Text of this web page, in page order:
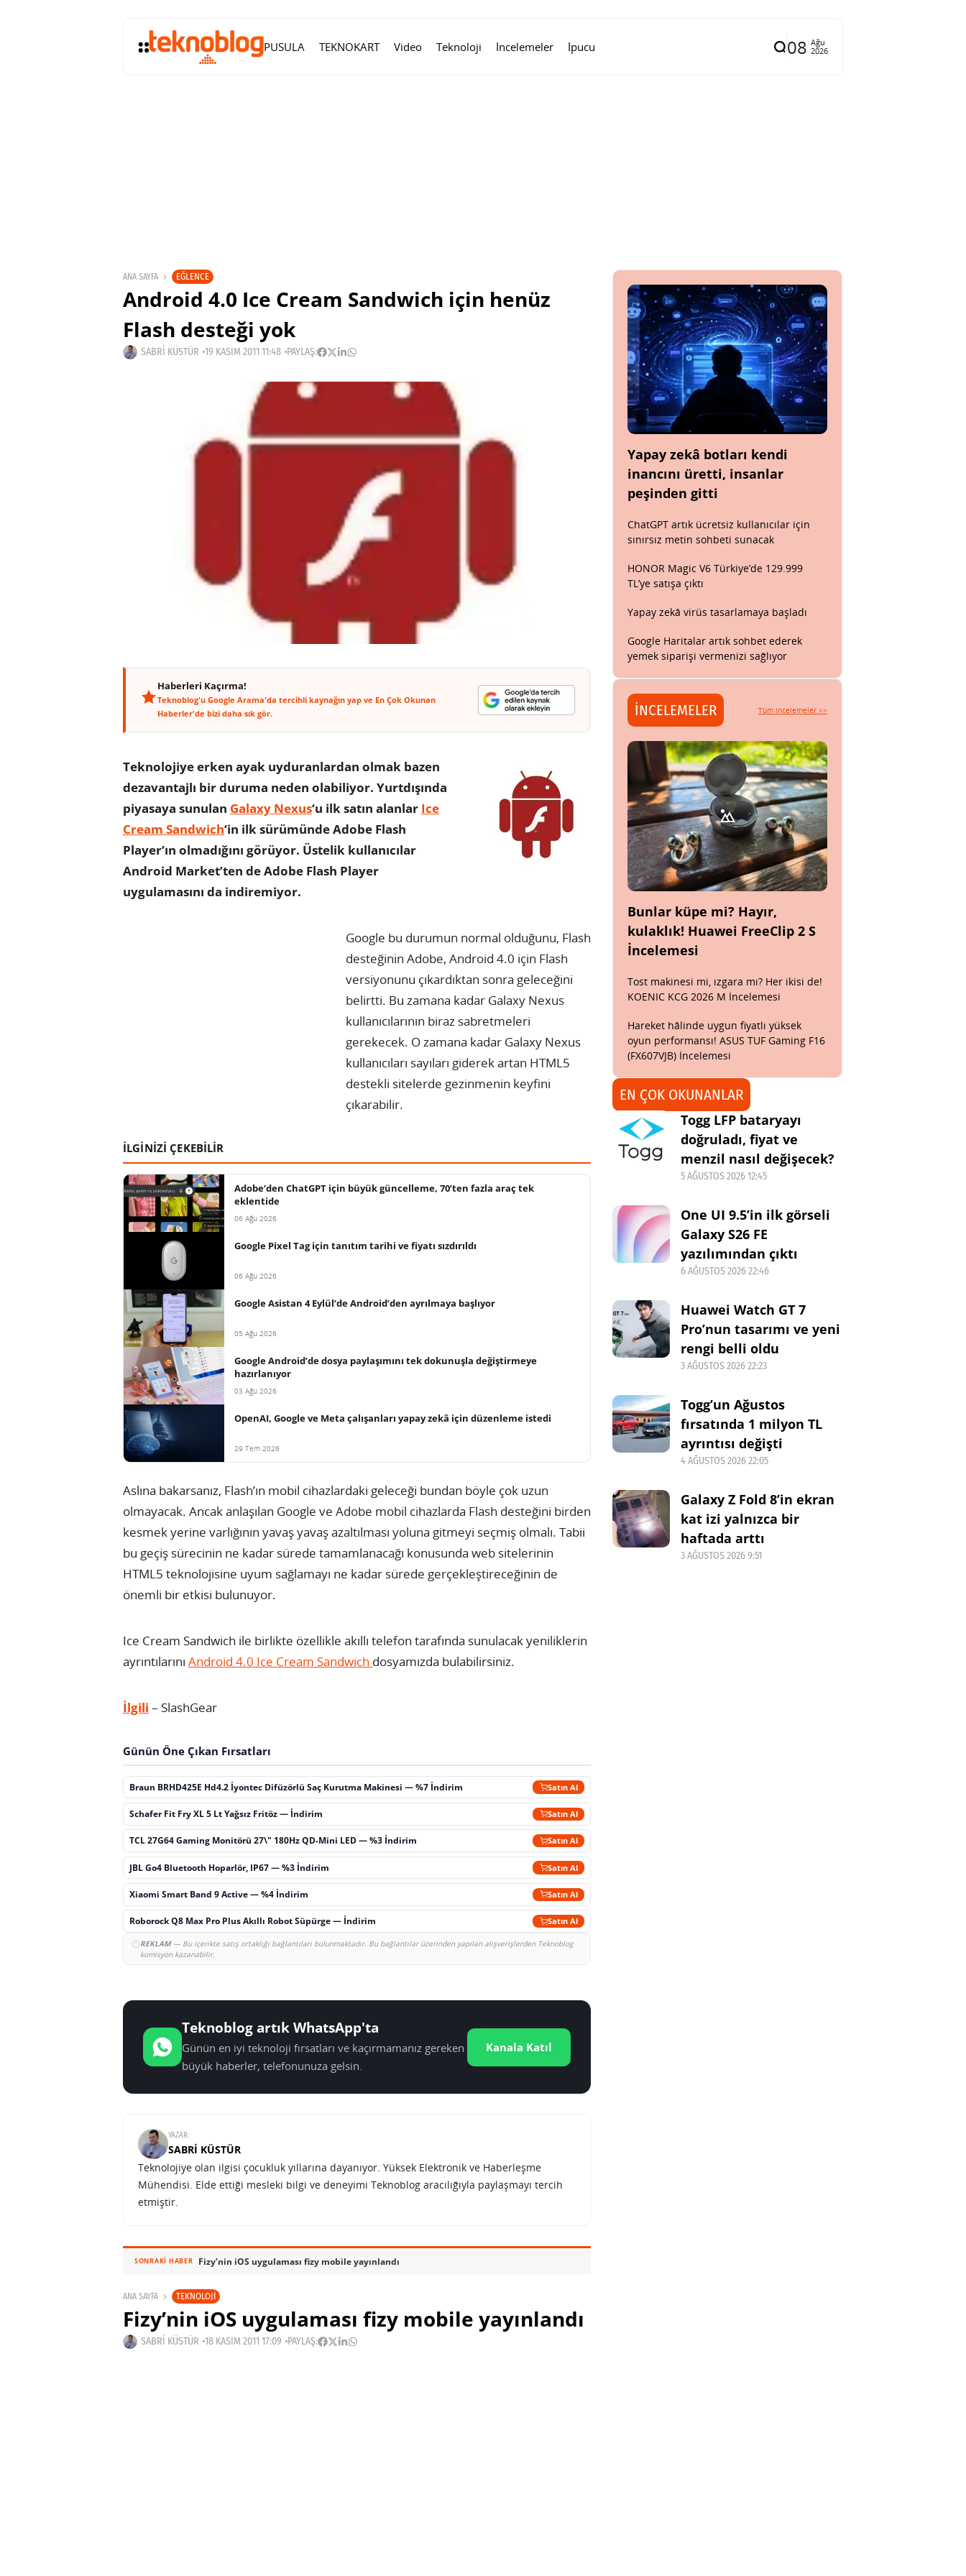
PUSULA TEKNOKART Video Teknoloji İncelemeler İpucu 08 Ağu
2026
ANA SAYFA EĞLENCE
Android 4.0 Ice Cream Sandwich için henüz
Flash desteği yok
SABRI KÜSTÜR 19 KASIM 2011 11:48 PAYLAŞ:
Haberleri Kaçırma!
Teknoblog'u Google Arama'da tercihli kaynağın yap ve En Çok Okunan
Haberler'de bizi daha sık gör.
Teknolojiye erken ayak uyduranlardan olmak bazen
dezavantajlı bir duruma neden olabiliyor. Yurtdışında
piyasaya sunulan Galaxy Nexus‘u ilk satın alanlar Ice
Cream Sandwich‘in ilk sürümünde Adobe Flash
Player’ın olmadığını görüyor. Üstelik kullanıcılar
Android Market’ten de Adobe Flash Player
uygulamasını da indiremiyor.
Google bu durumun normal olduğunu, Flash
desteğinin Adobe, Android 4.0 için Flash
versiyonunu çıkardıktan sonra geleceğini
belirtti. Bu zamana kadar Galaxy Nexus
kullanıcılarının biraz sabretmeleri
gerekecek. O zamana kadar Galaxy Nexus
kullanıcıları sayıları giderek artan HTML5
destekli sitelerde gezinmenin keyfini
çıkarabilir.
İLGİNİZİ ÇEKEBİLİR
Adobe’den ChatGPT için büyük güncelleme, 70’ten fazla araç tek
eklentide
06 Ağu 2026
Google Pixel Tag için tanıtım tarihi ve fiyatı sızdırıldı
06 Ağu 2026
Google Asistan 4 Eylül’de Android’den ayrılmaya başlıyor
05 Ağu 2026
Google Android’de dosya paylaşımını tek dokunuşla değiştirmeye
hazırlanıyor
03 Ağu 2026
OpenAI, Google ve Meta çalışanları yapay zekâ için düzenleme istedi
29 Tem 2026
Aslına bakarsanız, Flash’ın mobil cihazlardaki geleceği bundan böyle çok uzun
olmayacak. Ancak anlaşılan Google ve Adobe mobil cihazlarda Flash desteğini birden
kesmek yerine varlığının yavaş yavaş azaltılması yoluna gitmeyi seçmiş olmalı. Tabii
bu geçiş sürecinin ne kadar sürede tamamlanacağı konusunda web sitelerinin
HTML5 teknolojisine uyum sağlamayı ne kadar sürede gerçekleştireceğinin de
önemli bir etkisi bulunuyor.
Ice Cream Sandwich ile birlikte özellikle akıllı telefon tarafında sunulacak yeniliklerin
ayrıntılarını Android 4.0 Ice Cream Sandwich dosyamızda bulabilirsiniz.
İlgili – SlashGear
Günün Öne Çıkan Fırsatları
Braun BRHD425E Hd4.2 İyontec Difüzörlü Saç Kurutma Makinesi — %7 İndirim Satın Al
Schafer Fit Fry XL 5 Lt Yağsız Fritöz — İndirim Satın Al
TCL 27G64 Gaming Monitörü 27\" 180Hz QD-Mini LED — %3 İndirim Satın Al
JBL Go4 Bluetooth Hoparlör, IP67 — %3 İndirim Satın Al
Xiaomi Smart Band 9 Active — %4 İndirim Satın Al
Roborock Q8 Max Pro Plus Akıllı Robot Süpürge — İndirim Satın Al
REKLAM— Bu içerikte satış ortaklığı bağlantıları bulunmaktadır. Bu bağlantılar üzerinden yapılan alışverişlerden Teknoblog
komisyon kazanabilir.
Teknoblog artık WhatsApp'ta
Günün en iyi teknoloji fırsatları ve kaçırmamanız gereken
büyük haberler, telefonunuza gelsin.
Kanala Katıl
YAZAR:
SABRI KÜSTÜR
Teknolojiye olan ilgisi çocukluk yıllarına dayanıyor. Yüksek Elektronik ve Haberleşme
Mühendisi. Elde ettiği mesleki bilgi ve deneyimi Teknoblog aracılığıyla paylaşmayı tercih
etmiştir.
SONRAKI HABER Fizy’nin iOS uygulaması fizy mobile yayınlandı
ANA SAYFA TEKNOLOJI
Fizy’nin iOS uygulaması fizy mobile yayınlandı
SABRI KÜSTÜR 18 KASIM 2011 17:09 PAYLAŞ:
Yapay zekâ botları kendi
inancını üretti, insanlar
peşinden gitti
ChatGPT artık ücretsiz kullanıcılar için
sınırsız metin sohbeti sunacak
HONOR Magic V6 Türkiye’de 129.999
TL’ye satışa çıktı
Yapay zekâ virüs tasarlamaya başladı
Google Haritalar artık sohbet ederek
yemek siparişi vermenizi sağlıyor
İNCELEMELER Tüm incelemeler >>
Bunlar küpe mi? Hayır,
kulaklık! Huawei FreeClip 2 S
İncelemesi
Tost makinesi mi, ızgara mı? Her ikisi de!
KOENIC KCG 2026 M İncelemesi
Hareket hâlinde uygun fiyatlı yüksek
oyun performansı! ASUS TUF Gaming F16
(FX607VJB) İncelemesi
EN ÇOK OKUNANLAR
Togg LFP bataryayı
doğruladı, fiyat ve
menzil nasıl değişecek?
5 AĞUSTOS 2026 12:45
One UI 9.5’in ilk görseli
Galaxy S26 FE
yazılımından çıktı
6 AĞUSTOS 2026 22:46
Huawei Watch GT 7
Pro’nun tasarımı ve yeni
rengi belli oldu
3 AĞUSTOS 2026 22:23
Togg’un Ağustos
fırsatında 1 milyon TL
ayrıntısı değişti
4 AĞUSTOS 2026 22:05
Galaxy Z Fold 8’in ekran
kat izi yalnızca bir
haftada arttı
3 AĞUSTOS 2026 9:51